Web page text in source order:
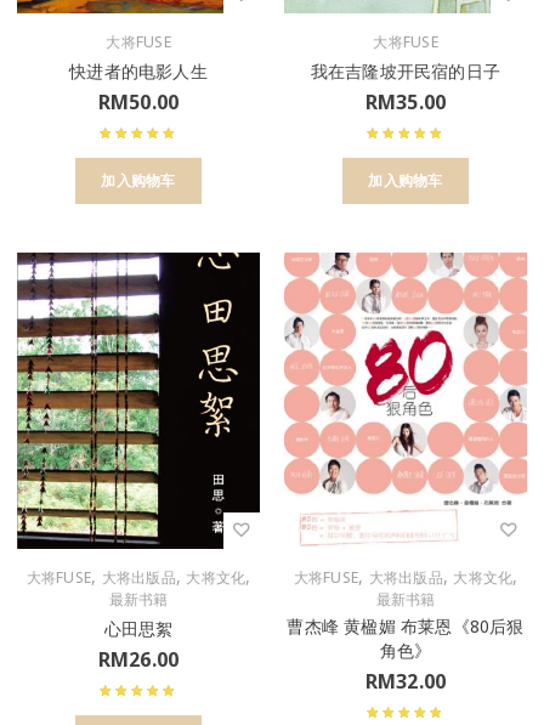
大将FUSE
快进者的电影人生
RM50.00
加入购物车
大将FUSE
我在吉隆坡开民宿的日子
RM35.00
加入购物车
大将FUSE, 大将出版品, 大将文化,
最新书籍
心田思絮
RM26.00
大将FUSE, 大将出版品, 大将文化,
最新书籍
曹杰峰 黄楹媚 布莱恩《80后狠
角色》
RM32.00